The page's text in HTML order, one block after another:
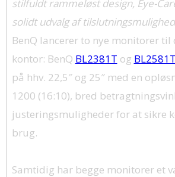
stilfuldt rammeløst design, Eye-
solidt udvalg af
BenQ lancerer to nye monitorer
kontor: BenQ BL2381T og BL2581T
på hhv. 22,5″ og 25″ med en
1200 (16:10), bred
justeringsmuligheder for at sikre
brug.
Samtidig har begge monitorer et